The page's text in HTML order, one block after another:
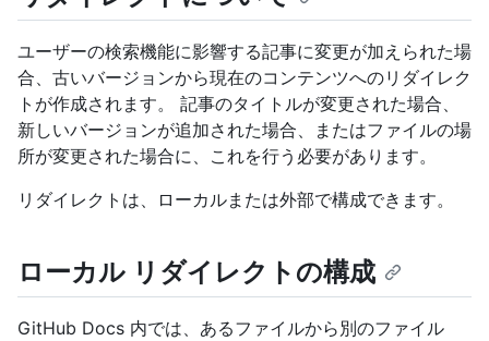
ユーザーの検索機能に影響する記事に変更が加えられた場
合、古いバージョンから現在のコンテンツへのリダイレク
トが作成されます。 記事のタイトルが変更された場合、
新しいバージョンが追加された場合、またはファイルの場
所が変更された場合に、これを行う必要があります。
リダイレクトは、ローカルまたは外部で構成できます。
ローカル リダイレクトの構成
GitHub Docs 内では、あるファイルから別のファイル